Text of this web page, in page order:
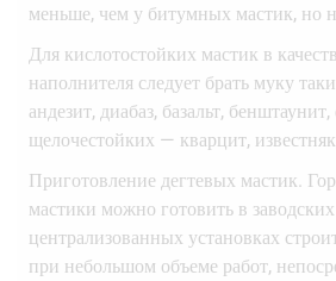
меньше, чем у битумных мастик, но
Для кислотостойких мастик в
наполнителя следует брать муку
андезит, диабаз, базальт,
щелочестойких — кварцит,
Приготовление дегтевых мастик.
мастики можно готовить в
централизованных установках
при небольшом объеме работ,